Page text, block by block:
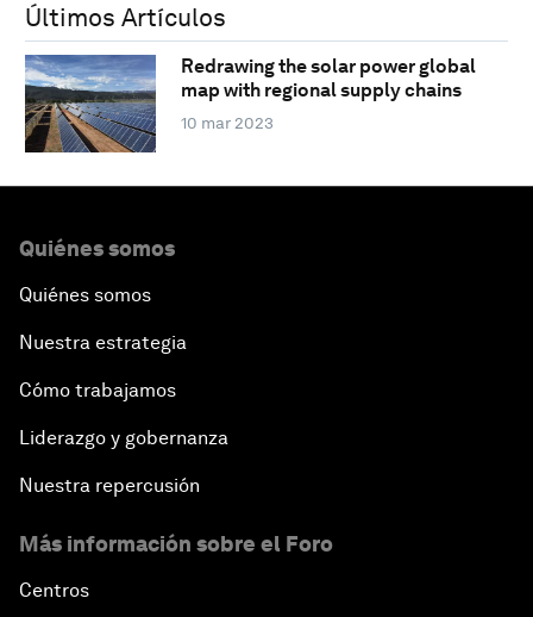
Últimos Artículos
Redrawing the solar power global
map with regional supply chains
10 mar 2023
Quiénes somos
Quiénes somos
Nuestra estrategia
Cómo trabajamos
Liderazgo y gobernanza
Nuestra repercusión
Más información sobre el Foro
Centros